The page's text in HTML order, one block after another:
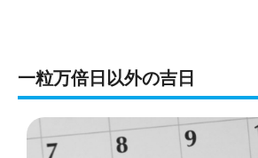
一粒万倍日以外の吉日